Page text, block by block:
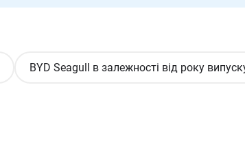
BYD Seagull в залежності від року